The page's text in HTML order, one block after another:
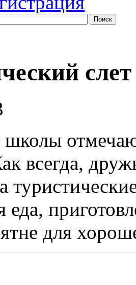
Поиск
слет
школы
всегда,
еда,
для